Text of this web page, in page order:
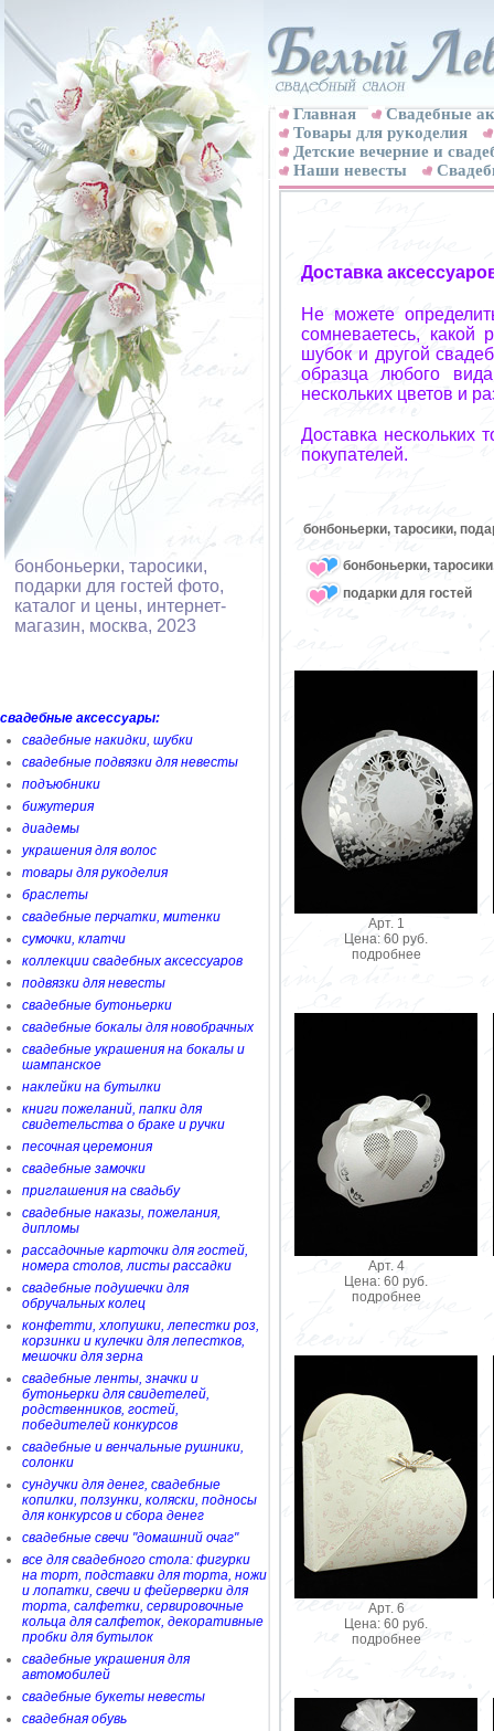
бонбоньерки, таросики,
подарки для гостей фото,
каталог и цены, интернет-
магазин, москва, 2023
свадебные аксессуары:
свадебные накидки, шубки
свадебные подвязки для невесты
подъюбники
бижутерия
диадемы
украшения для волос
товары для рукоделия
браслеты
свадебные перчатки, митенки
сумочки, клатчи
коллекции свадебных аксессуаров
подвязки для невесты
свадебные бутоньерки
свадебные бокалы для новобрачных
свадебные украшения на бокалы и
шампанское
наклейки на бутылки
книги пожеланий, папки для
свидетельства о браке и ручки
песочная церемония
свадебные замочки
приглашения на свадьбу
свадебные наказы, пожелания,
дипломы
рассадочные карточки для гостей,
номера столов, листы рассадки
свадебные подушечки для
обручальных колец
конфетти, хлопушки, лепестки роз,
корзинки и кулечки для лепестков,
мешочки для зерна
свадебные ленты, значки и
бутоньерки для свидетелей,
родственников, гостей,
победителей конкурсов
свадебные и венчальные рушники,
солонки
сундучки для денег, свадебные
копилки, ползунки, коляски, подносы
для конкурсов и сбора денег
свадебные свечи "домашний очаг"
все для свадебного стола: фигурки
на торт, подставки для торта, ножи
и лопатки, свечи и фейерверки для
торта, салфетки, сервировочные
кольца для салфеток, декоративные
пробки для бутылок
свадебные украшения для
автомобилей
свадебные букеты невесты
свадебная обувь
Главная
Свадебные
Товары для рукоделия
Детские вечерние и
Наши невесты
Доставка
Не можете
сомневаетесь, какой
шубок и другой
образца любого
нескольких цветов и
Доставка нескольких
покупателей.
бонбоньерки, таросики,
бонбоньерки,
подарки для гостей
Арт. 1
Цена: 60 руб.
подробнее
Арт. 4
Цена: 60 руб.
подробнее
Арт. 6
Цена: 60 руб.
подробнее